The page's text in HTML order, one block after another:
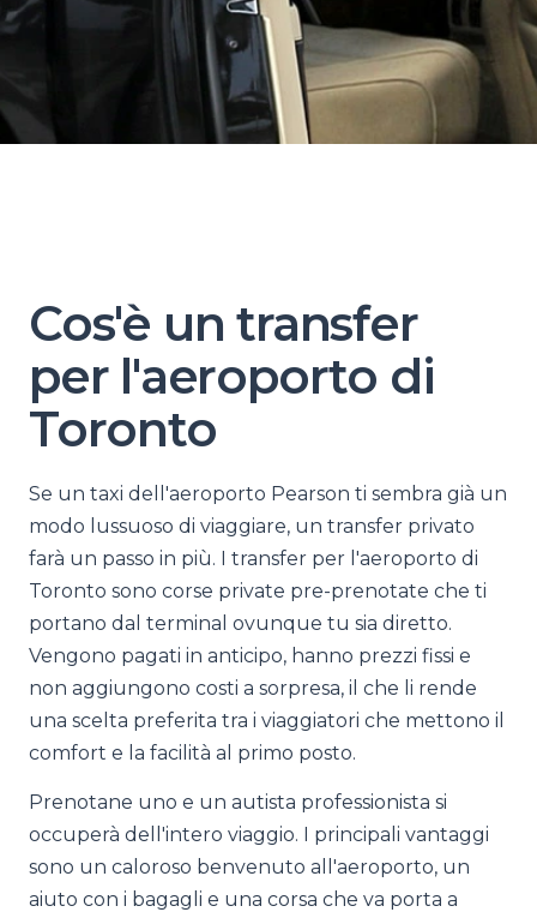
Cos'è un transfer
per l'aeroporto di
Toronto
Se un taxi dell'aeroporto Pearson ti sembra già un
modo lussuoso di viaggiare, un transfer privato
farà un passo in più. I transfer per l'aeroporto di
Toronto sono corse private pre-prenotate che ti
portano dal terminal ovunque tu sia diretto.
Vengono pagati in anticipo, hanno prezzi fissi e
non aggiungono costi a sorpresa, il che li rende
una scelta preferita tra i viaggiatori che mettono il
comfort e la facilità al primo posto.
Prenotane uno e un autista professionista si
occuperà dell'intero viaggio. I principali vantaggi
sono un caloroso benvenuto all'aeroporto, un
aiuto con i bagagli e una corsa che va porta a